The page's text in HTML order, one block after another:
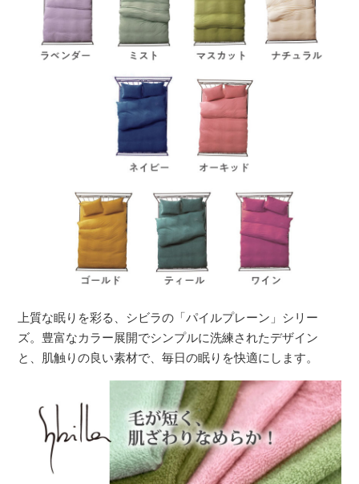
上質な眠りを彩る、シビラの「パイルプレーン」シリー
ズ。豊富なカラー展開でシンプルに洗練されたデザイン
と、肌触りの良い素材で、毎日の眠りを快適にします。